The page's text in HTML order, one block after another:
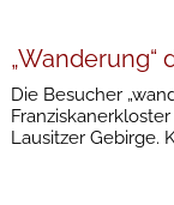
Die Besucher
Lausitzer Gebirge.